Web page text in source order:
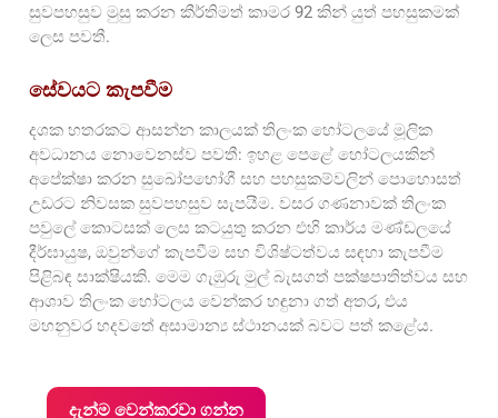
සුවපහසුව මුසු කරන කීර්තිමත් කාමර 92 කින් යුත් පහසුකමක්
ලෙස පවතී.
සේවයට කැපවීම
දශක හතරකට ආසන්න කාලයක් තිලංක හෝටලයේ මූලික
අවධානය නොවෙනස්ව පවතී: ඉහළ පෙළේ හෝටලයකින්
අපේක්ෂා කරන සුඛෝපභෝගී සහ පහසුකම්වලින් පොහොසත්
උඩරට නිවසක සුවපහසුව සැපයීම. වසර ගණනාවක් තිලංක
පවුලේ කොටසක් ලෙස කටයුතු කරන එහි කාර්ය මණ්ඩලයේ
දීර්ඝායුෂ, ඔවුන්ගේ කැපවීම සහ විශිෂ්ටත්වය සඳහා කැපවීම
පිළිබඳ සාක්ෂියකි. මෙම ගැඹුරු මුල් බැසගත් පක්ෂපාතිත්වය සහ
ආශාව තිලංක හෝටලය වෙන්කර හඳුනා ගත් අතර, එය
මහනුවර හදවතේ අසාමාන්‍ය ස්ථානයක් බවට පත් කළේය.
දැන්ම වෙන්කරවා ගන්න